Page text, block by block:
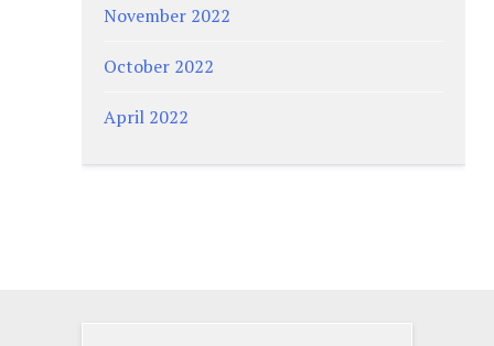
November 2022
October 2022
April 2022